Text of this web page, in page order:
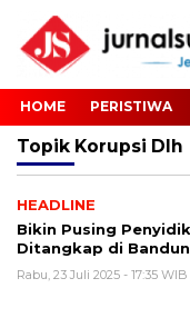
HOME PERISTIWA
Topik Korupsi Dlh
HEADLINE
Bikin Pusing
Ditangkap di
Rabu, 23 Juli 2025 - 17:35 WIB